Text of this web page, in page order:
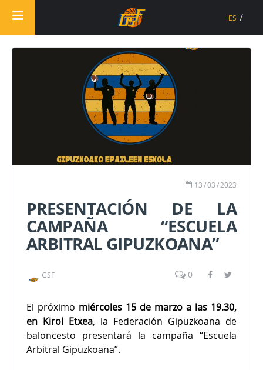
ES
13/03/2023
PRESENTACIÓN DE LA
CAMPAÑA “ESCUELA
ARBITRAL GIPUZKOANA”
GSF 0
El próximo miércoles 15 de marzo a las 19.30,
en Kirol Etxea, la Federación Gipuzkoana de
baloncesto presentará la campaña “Escuela
Arbitral Gipuzkoana”.